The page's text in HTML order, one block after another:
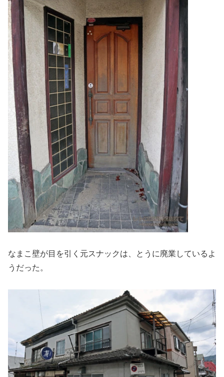
なまこ壁が目を引く元スナックは、とうに廃業しているよ
うだった。